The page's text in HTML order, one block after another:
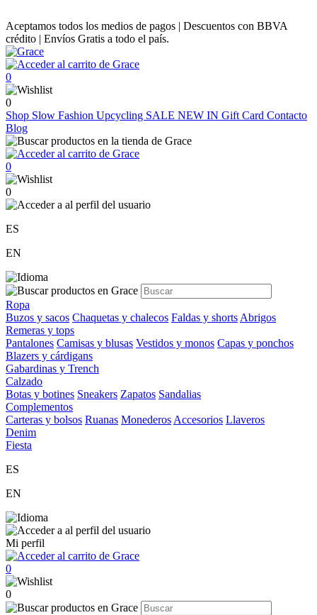
Aceptamos todos los medios de pagos | Descuentos con BBVA
crédito | Envíos Gratis a todo el país.
0
0
Shop Slow Fashion Upcycling SALE NEW IN Gift Card Contacto
Blog
0
0
ES
EN
Ropa
Buzos y sacos Chaquetas y chalecos Faldas y shorts Abrigos
Remeras y tops
Pantalones Camisas y blusas Vestidos y monos Capas y ponchos
Blazers y cárdigans
Gabardinas y Trench
Calzado
Botas y botines Sneakers Zapatos Sandalias
Complementos
Carteras y bolsos Ruanas Monederos Accesorios Llaveros
Denim
Fiesta
ES
EN
Mi perfil
0
0